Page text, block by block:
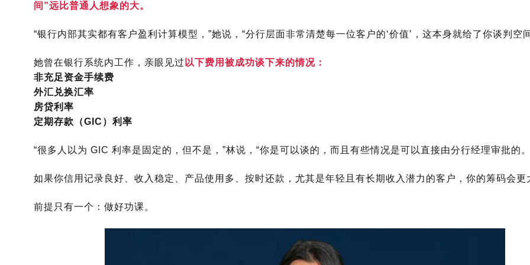
间”远比普通人想象的大。
“银行内部其实都有客户盈利计算模型，”她说，“分行层面非常清楚每一位客户的‘价值’，这本身就给了你谈判空
她曾在银行系统内工作，亲眼见过 以下费用被成功谈下来的情况：
非充足资金手续费
外汇兑换汇率
房贷利率
定期存款（GIC）利率
“很多人以为 GIC 利率是固定的，但不是，”林说，“你是可以谈的，而且有些情况是可以直接由分行经理审批的
如果你信用记录良好、收入稳定、产品使用多、按时还款，尤其是年轻且有长期收入潜力的客户，你的筹码会更
前提只有一个： 做好功课。